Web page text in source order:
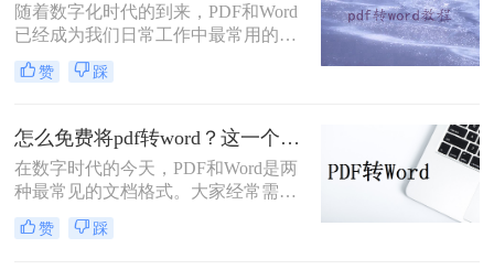
格式。
​随着数字化时代的到来，PDF和Word
已经成为我们日常工作中最常用的两
种文件格式。然而，有时候我们需要
将PDF文件转换为Word格式，以便更
那么电脑上怎么把pdf转换成word呢？
本文将介绍三种简单易行的方法，帮
助您轻松实现PDF到Word的转换。
赞 踩
怎么免费将pdf转word？这一个转换方法收好！
在数字时代的今天，PDF和Word是两
种最常见的文档格式。大家经常需要
转换这两种格式，以便在不同的场合
使用。有些人想将PDF转换成Word，
赞 踩